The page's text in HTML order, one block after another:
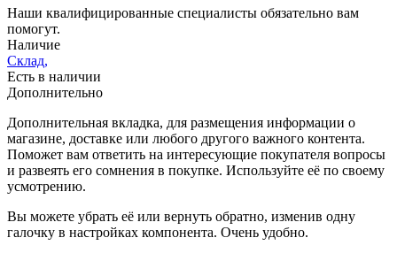
Наши квалифицированные специалисты обязательно вам
помогут.
Наличие
Склад,
Есть в наличии
Дополнительно
Дополнительная вкладка, для размещения информации о
магазине, доставке или любого другого важного контента.
Поможет вам ответить на интересующие покупателя вопросы
и развеять его сомнения в покупке. Используйте её по своему
усмотрению.
Вы можете убрать её или вернуть обратно, изменив одну
галочку в настройках компонента. Очень удобно.